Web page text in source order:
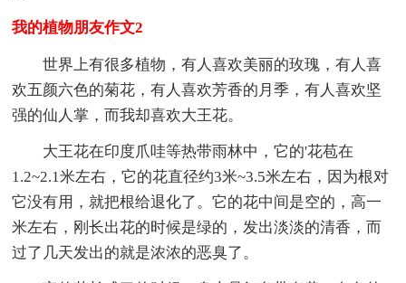
我的植物朋友作文2
世界上有很多植物，有人喜欢美丽的玫瑰，有人喜
欢五颜六色的菊花，有人喜欢芳香的月季，有人喜欢坚
强的仙人掌，而我却喜欢大王花。
大王花在印度爪哇等热带雨林中，它的'花苞在
1.2~2.1米左右，它的花直径约3米~3.5米左右，因为根对
它没有用，就把根给退化了。它的花中间是空的，高一
米左右，刚长出花的时候是绿的，发出淡淡的清香，而
过了几天发出的就是浓浓的恶臭了。